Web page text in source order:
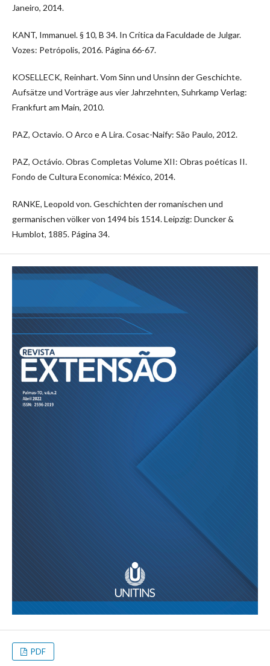
Janeiro, 2014.
KANT, Immanuel. § 10, B 34. In Crítica da Faculdade de Julgar.
Vozes: Petrópolis, 2016. Página 66-67.
KOSELLECK, Reinhart. Vom Sinn und Unsinn der Geschichte.
Aufsätze und Vorträge aus vier Jahrzehnten, Suhrkamp Verlag:
Frankfurt am Main, 2010.
PAZ, Octavio. O Arco e A Lira. Cosac-Naify: São Paulo, 2012.
PAZ, Octávio. Obras Completas Volume XII: Obras poéticas II.
Fondo de Cultura Economica: México, 2014.
RANKE, Leopold von. Geschichten der romanischen und
germanischen völker von 1494 bis 1514. Leipzig: Duncker &
Humblot, 1885. Página 34.
PDF